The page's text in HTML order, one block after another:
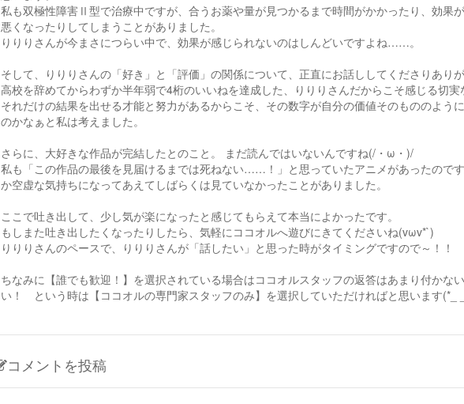
私も双極性障害Ⅱ型で治療中ですが、合うお薬や量が見つかるまで時間がかかったり、効果
悪くなったりしてしまうことがありました。
りりりさんが今まさにつらい中で、効果が感じられないのはしんどいですよね……。
そして、りりりさんの「好き」と「評価」の関係について、正直にお話ししてくださりありが
高校を辞めてからわずか半年弱で4桁のいいねを達成した、りりりさんだからこそ感じる切実
それだけの結果を出せる才能と努力があるからこそ、その数字が自分の価値そのもののよう
のかなぁと私は考えました。
さらに、大好きな作品が完結したとのこと。 まだ読んではいないんですね(/・ω・)/
私も「この作品の最後を見届けるまでは死ねない……！」と思っていたアニメがあったので
か空虚な気持ちになってあえてしばらくは見ていなかったことがありました。
ここで吐き出して、少し気が楽になったと感じてもらえて本当によかったです。
もしまた吐き出したくなったりしたら、気軽にココオルへ遊びにきてくださいね(vωv*`)
りりりさんのペースで、りりりさんが「話したい」と思った時がタイミングですので～！！
ちなみに【誰でも歓迎！】を選択されている場合はココオルスタッフの返答はあまり付かな
い！ という時は【ココオルの専門家スタッフのみ】を選択していただければと思います(*_
コメントを投稿